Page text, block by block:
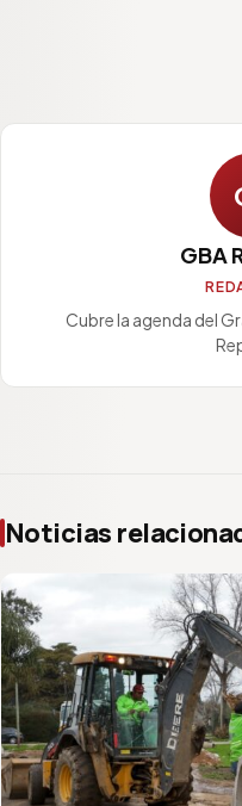
GBA
Cubre la agenda del
Noticias